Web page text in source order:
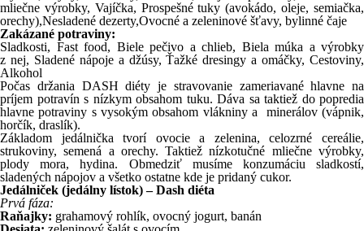
mliečne výrobky, Vajíčka, Prospešné tuky (avokádo, oleje, semiačka,
orechy),Nesladené dezerty,Ovocné a zeleninové šťavy, bylinné čaje
Zakázané potraviny:
Sladkosti, Fast food, Biele pečivo a chlieb, Biela múka a výrobky
z nej, Sladené nápoje a džúsy, Ťažké dresingy a omáčky, Cestoviny,
Alkohol
Počas držania DASH diéty je stravovanie zameriavané hlavne na
príjem potravín s nízkym obsahom tuku. Dáva sa taktiež do popredia
hlavne potraviny s vysokým obsahom vlákniny a minerálov (vápnik,
horčík, draslík).
Základom jedálnička tvorí ovocie a zelenina, celozrné cereálie,
strukoviny, semená a orechy. Taktiež nízkotučné mliečne výrobky,
plody mora, hydina. Obmedziť musíme konzumáciu sladkostí,
sladených nápojov a všetko ostatne kde je pridaný cukor.
Jedálniček (jedálny lístok) – Dash diéta
Prvá fáza:
Raňajky: grahamový rohlík, ovocný jogurt, banán